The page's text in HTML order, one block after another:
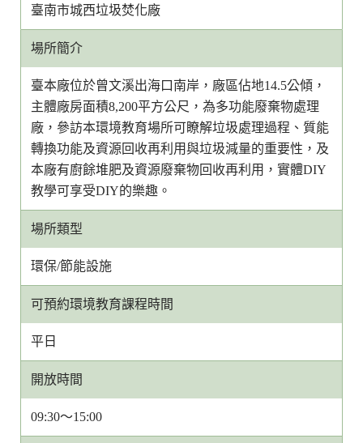
臺南市城西垃圾焚化廠
場所簡介
臺本廠位於曾文溪出海口南岸，廠區佔地14.5公傾，
主體廠房面積8,200平方公尺，為多功能廢棄物處理
廠，參訪本環境教育場所可瞭解垃圾處理過程、質能
轉換功能及資源回收再利用與垃圾減量的重要性，及
本廠有廚餘堆肥及資源廢棄物回收再利用，實體DIY
教學可享受DIY的樂趣。
場所類型
環保/節能設施
可預約環境教育課程時間
平日
開放時間
09:30～15:00